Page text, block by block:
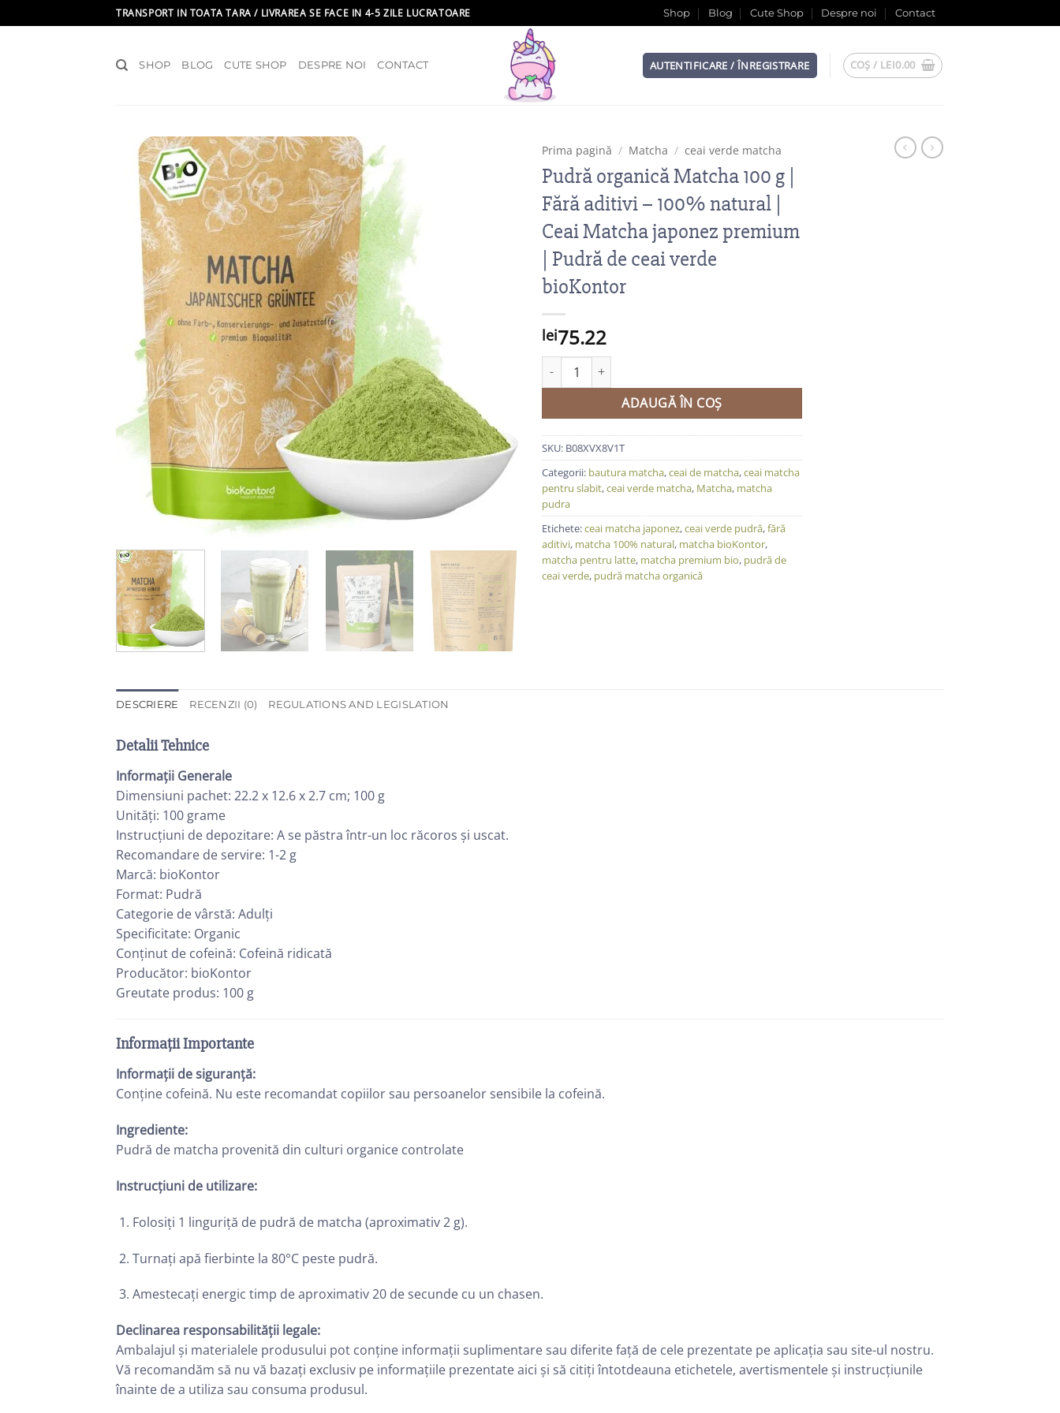
to
TRANSPORT IN TOATA TARA / LIVRAREA SE FACE IN 4-5 ZILE LUCRATOARE Shop Blog Cute Shop Despre noi Contact
SHOP BLOG CUTE SHOP DESPRE NOI CONTACT AUTENTIFICARE / ÎNREGISTRARE COȘ / LEI0.00
Prima pagină / Matcha / ceai verde matcha
Pudră organică Matcha 100 g |
Fără aditivi – 100% natural |
Ceai Matcha japonez premium
| Pudră de ceai verde
bioKontor
lei75.22
Cantitate Pudră organică Matcha 100 g | Fără aditivi - 100% natural | Ceai Matcha japonez
ADAUGĂ ÎN COȘ
SKU: B08XVX8V1T
Categorii: bautura matcha,ceai de matcha,ceai matcha
pentru slabit,ceai verde matcha, Matcha, matcha
pudra
Etichete:ceai matcha japonez,ceai verde pudră,fără
aditivi, matcha 100% natural, matcha bioKontor,
matcha pentru latte, matcha premium bio, pudră de
ceai verde, pudră matcha organică
DESCRIERE RECENZII (0) REGULATIONS AND LEGISLATION
Detalii Tehnice
Informații Generale
Dimensiuni pachet: ‎22.2 x 12.6 x 2.7 cm; 100 g
Unități: ‎100 grame
Instrucțiuni de depozitare: ‎A se păstra într-un loc răcoros și uscat.
Recomandare de servire: ‎1-2 g
Marcă: ‎bioKontor
Format: ‎Pudră
Categorie de vârstă: ‎Adulți
Specificitate: ‎Organic
Conținut de cofeină: ‎Cofeină ridicată
Producător: ‎bioKontor
Greutate produs: ‎100 g
Informații Importante
Informații de siguranță:
Conține cofeină. Nu este recomandat copiilor sau persoanelor sensibile la cofeină.
Ingrediente:
Pudră de matcha provenită din culturi organice controlate
Instrucțiuni de utilizare:
Folosiți 1 linguriță de pudră de matcha (aproximativ 2 g).
Turnați apă fierbinte la 80°C peste pudră.
Amestecați energic timp de aproximativ 20 de secunde cu un chasen.
Declinarea responsabilității legale:
Ambalajul și materialele produsului pot conține informații suplimentare sau diferite față de cele prezentate pe aplicația sau site-ul nostru.
Vă recomandăm să nu vă bazați exclusiv pe informațiile prezentate aici și să citiți întotdeauna etichetele, avertismentele și instrucțiunile
înainte de a utiliza sau consuma produsul.